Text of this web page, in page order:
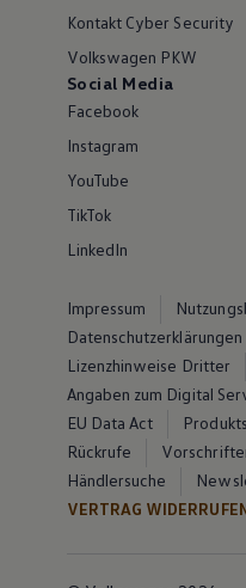
Kontakt Cyber Security
Volkswagen PKW
Social Media
Facebook
Instagram
YouTube
TikTok
LinkedIn
Impressum
Datenschutzerklärungen
Lizenzhinweise Dritter
Angaben zum Digital
EU Data Act
Rückrufe
Händlersuche
VERTRAG